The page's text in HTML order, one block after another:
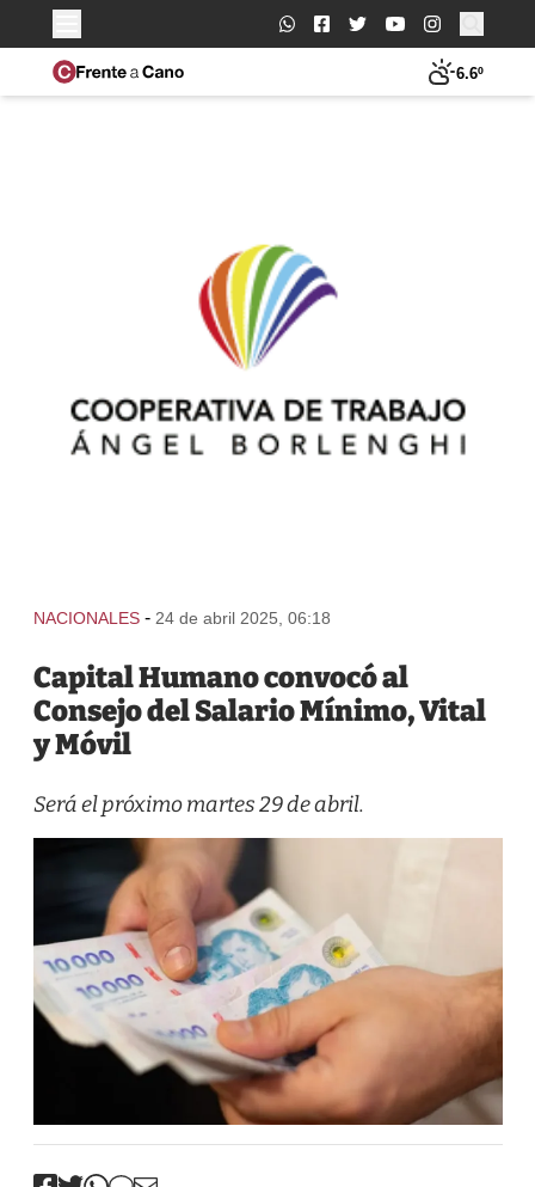
Buscar:
6.6º
NACIONALES - 24 de abril 2025, 06:18
Capital Humano convocó al
Consejo del Salario Mínimo, Vital
y Móvil
Será el próximo martes 29 de abril.